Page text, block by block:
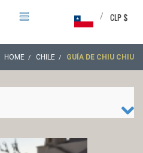
CLP $
/
HOME CHILE GUÍA DE CHIU CHIU